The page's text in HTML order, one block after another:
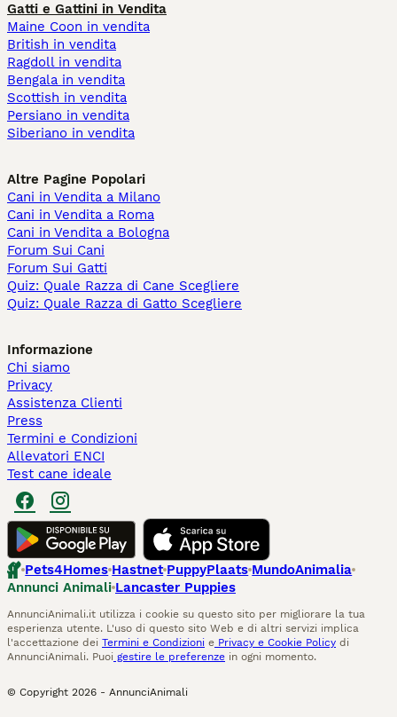
Gatti e Gattini in Vendita
Maine Coon in vendita
British in vendita
Ragdoll in vendita
Bengala in vendita
Scottish in vendita
Persiano in vendita
Siberiano in vendita
Altre Pagine Popolari
Cani in Vendita a Milano
Cani in Vendita a Roma
Cani in Vendita a Bologna
Forum Sui Cani
Forum Sui Gatti
Quiz: Quale Razza di Cane Scegliere
Quiz: Quale Razza di Gatto Scegliere
Informazione
Chi siamo
Privacy
Assistenza Clienti
Press
Termini e Condizioni
Allevatori ENCI
Test cane ideale
Pets4Homes Hastnet PuppyPlaats MundoAnimalia
Annunci Animali Lancaster Puppies
AnnunciAnimali.it utilizza i cookie su questo sito per migliorare la tua
esperienza utente. L'uso di questo sito Web e di altri servizi implica
l'accettazione dei Termini e Condizioni e Privacy e Cookie Policy di
AnnunciAnimali. Puoi gestire le preferenze in ogni momento.
© Copyright 2026 - AnnunciAnimali